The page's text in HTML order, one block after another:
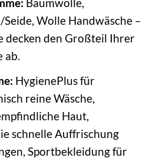
Baumwolle,
Wolle Handwäsche –
decken den Großteil Ihrer
ab.
HygienePlus für
reine Wäsche,
Haut,
schnelle Auffrischung
Sportbekleidung für